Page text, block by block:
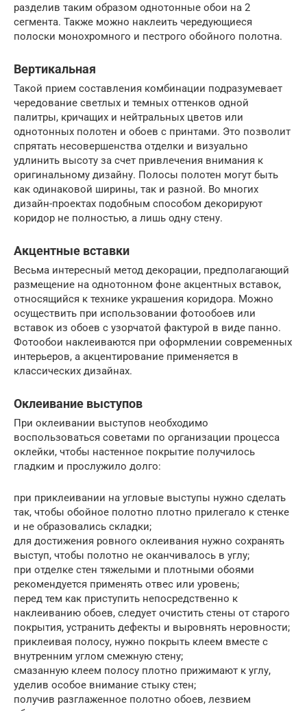
разделив таким образом однотонные обои на 2
сегмента. Также можно наклеить чередующиеся
полоски монохромного и пестрого обойного полотна.
Вертикальная
Такой прием составления комбинации подразумевает
чередование светлых и темных оттенков одной
палитры, кричащих и нейтральных цветов или
однотонных полотен и обоев с принтами. Это позволит
спрятать несовершенства отделки и визуально
удлинить высоту за счет привлечения внимания к
оригинальному дизайну. Полосы полотен могут быть
как одинаковой ширины, так и разной. Во многих
дизайн-проектах подобным способом декорируют
коридор не полностью, а лишь одну стену.
Акцентные вставки
Весьма интересный метод декорации, предполагающий
размещение на однотонном фоне акцентных вставок,
относящийся к технике украшения коридора. Можно
осуществить при использовании фотообоев или
вставок из обоев с узорчатой фактурой в виде панно.
Фотообои наклеиваются при оформлении современных
интерьеров, а акцентирование применяется в
классических дизайнах.
Оклеивание выступов
При оклеивании выступов необходимо
воспользоваться советами по организации процесса
оклейки, чтобы настенное покрытие получилось
гладким и прослужило долго:
при приклеивании на угловые выступы нужно сделать
так, чтобы обойное полотно плотно прилегало к стенке
и не образовались складки;
для достижения ровного оклеивания нужно сохранять
выступ, чтобы полотно не оканчивалось в углу;
при отделке стен тяжелыми и плотными обоями
рекомендуется применять отвес или уровень;
перед тем как приступить непосредственно к
наклеиванию обоев, следует очистить стены от старого
покрытия, устранить дефекты и выровнять неровности;
приклеивая полосу, нужно покрыть клеем вместе с
внутренним углом смежную стену;
смазанную клеем полосу плотно прижимают к углу,
уделив особое внимание стыку стен;
получив разглаженное полотно обоев, лезвием